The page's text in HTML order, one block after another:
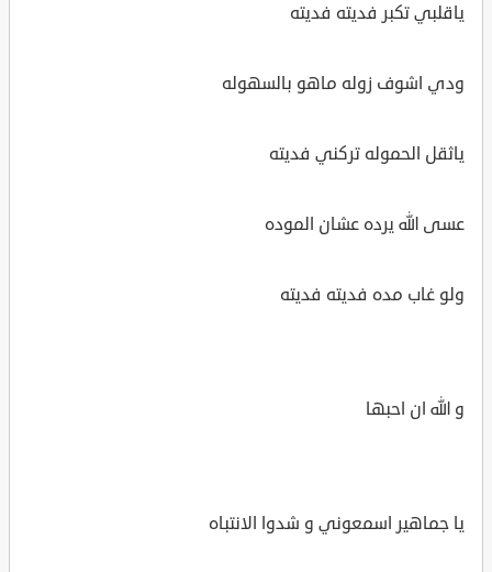
ياقلبي تكبر فديته فديته
ودي اشوف زوله ماهو بالسهوله
ياثقل الحموله تركني فديته
عسى الله يرده عشان الموده
ولو غاب مده فديته فديته
و الله ان احبها
يا جماهير اسمعوني و شدوا الانتباه